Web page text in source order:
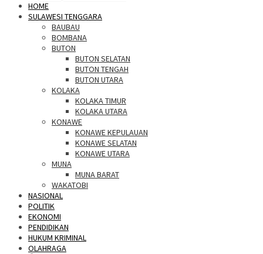
HOME
SULAWESI TENGGARA
BAUBAU
BOMBANA
BUTON
BUTON SELATAN
BUTON TENGAH
BUTON UTARA
KOLAKA
KOLAKA TIMUR
KOLAKA UTARA
KONAWE
KONAWE KEPULAUAN
KONAWE SELATAN
KONAWE UTARA
MUNA
MUNA BARAT
WAKATOBI
NASIONAL
POLITIK
EKONOMI
PENDIDIKAN
HUKUM KRIMINAL
OLAHRAGA